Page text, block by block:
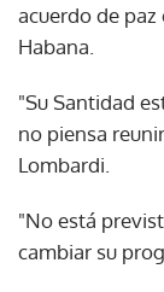
acuerdo de paz
Habana.
"Su Santidad
no piensa
Lombardi.
"No está
cambiar su